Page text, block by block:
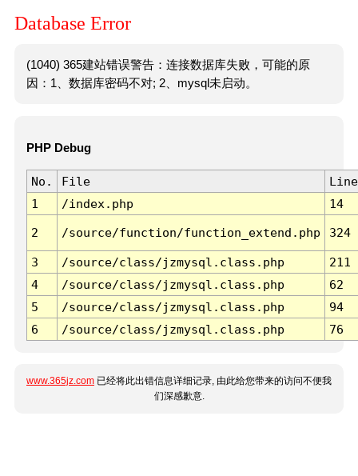
Database Error
(1040) 365建站错误警告：连接数据库失败，可能的原
因：1、数据库密码不对; 2、mysql未启动。
PHP Debug
No. File
Line
1
/index.php 14
2 /source/function/function_extend.php 324
3 /source/class/jzmysql.class.php
211
4
/source/class/jzmysql.class.php
62
5
/source/class/jzmysql.class.php
94
6
/source/class/jzmysql.class.php 76
www.365jz.com 已经将此出错信息详细记录, 由此给您带来的访问不便我
们深感歉意.